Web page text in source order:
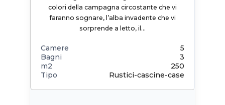
colori della campagna circostante che vi
faranno sognare, l’alba invadente che vi
sorprende a letto, il…
Camere
5
Bagni
3
m2
250
Tipo
Rustici-cascine-case